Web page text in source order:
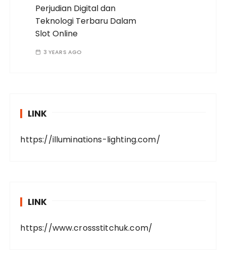
Perjudian Digital dan
Teknologi Terbaru Dalam
Slot Online
3 YEARS AGO
LINK
https://illuminations-lighting.com/
LINK
https://www.crossstitchuk.com/